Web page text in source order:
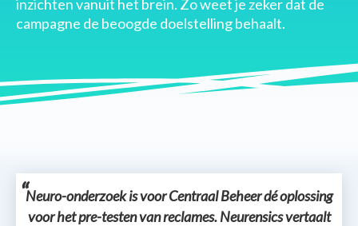
inzichten vanuit het brein. Zo weet je zeker dat de
campagne de beoogde doelstelling behaalt.
Neuro-onderzoek is voor Centraal Beheer dé oplossing
voor het pre-testen van reclames. Neurensics vertaalt